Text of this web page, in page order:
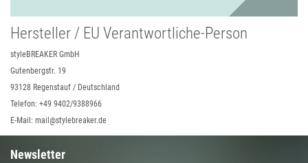
Hersteller / EU Verantwortliche-Person
styleBREAKER GmbH
Gutenbergstr. 19
93128 Regenstauf / Deutschland
Telefon: +49 9402/9388966
E-Mail: mail@stylebreaker.de
Newsletter